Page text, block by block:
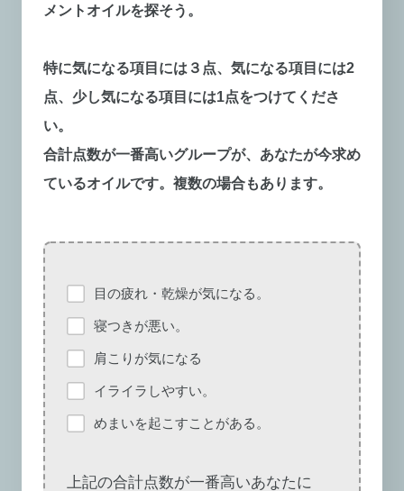
メントオイルを探そう。
特に気になる項目には３点、気になる項目には2
点、少し気になる項目には1点をつけてくださ
い。
合計点数が一番高いグループが、あなたが今求め
ているオイルです。複数の場合もあります。
目の疲れ・乾燥が気になる。
寝つきが悪い。
肩こりが気になる
イライラしやすい。
めまいを起こすことがある。
上記の合計点数が一番高いあなたに